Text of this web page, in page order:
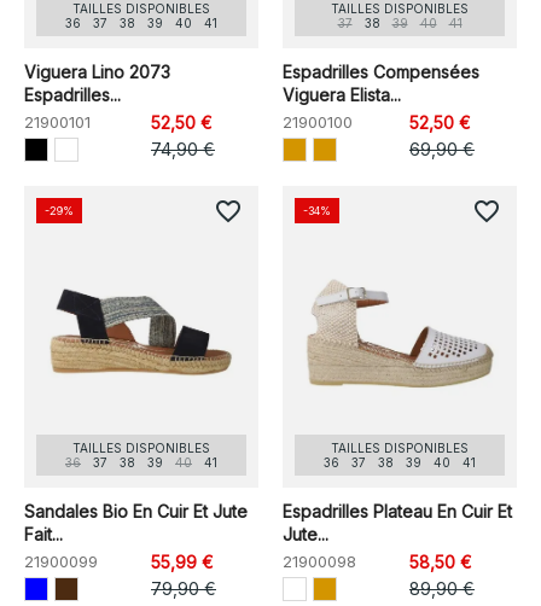
TAILLES DISPONIBLES
36
37 38 39 40 41
Viguera Lino 2073
Espadrilles...
21900101
52,50 €
74,90 €
TAILLES DISPONIBLES
37
38 39 40 41
Espadrilles Compensées
Viguera Elista...
21900100
52,50 €
69,90 €
TAILLES DISPONIBLES
36
37 38 39 40 41
Sandales Bio En Cuir Et Jute
Fait...
21900099
55,99 €
79,90 €
-29% favorite_border
TAILLES DISPONIBLES
36
37 38 39 40 41
Espadrilles Plateau En Cuir Et
Jute...
21900098
58,50 €
89,90 €
-34% favorite_border